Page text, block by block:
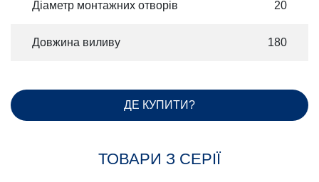
Діаметр монтажних отворів 20
Довжина виливу 180
ДЕ КУПИТИ?
ТОВАРИ З СЕРІЇ